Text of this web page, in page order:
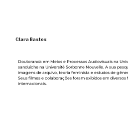
Doutoranda em Meios e Processos Audiovisuais na
sanduíche na Université Sorbonne Nouvelle. A sua
imagens de arquivo, teoria feminista e estudos de
Seus filmes e colaborações foram exibidos em
internacionais.
Clara Bastos